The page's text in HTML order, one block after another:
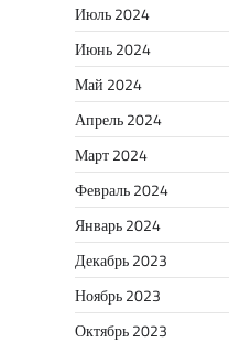
Июль 2024
Июнь 2024
Май 2024
Апрель 2024
Март 2024
Февраль 2024
Январь 2024
Декабрь 2023
Ноябрь 2023
Октябрь 2023